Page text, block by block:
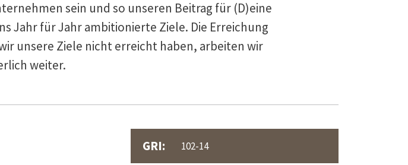
sein und so unseren Beitrag für (D)eine
Jahr für Jahr ambitionierte Ziele. Die Erreichung
unsere Ziele nicht erreicht haben, arbeiten wir
weiter.
GRI: 102-14